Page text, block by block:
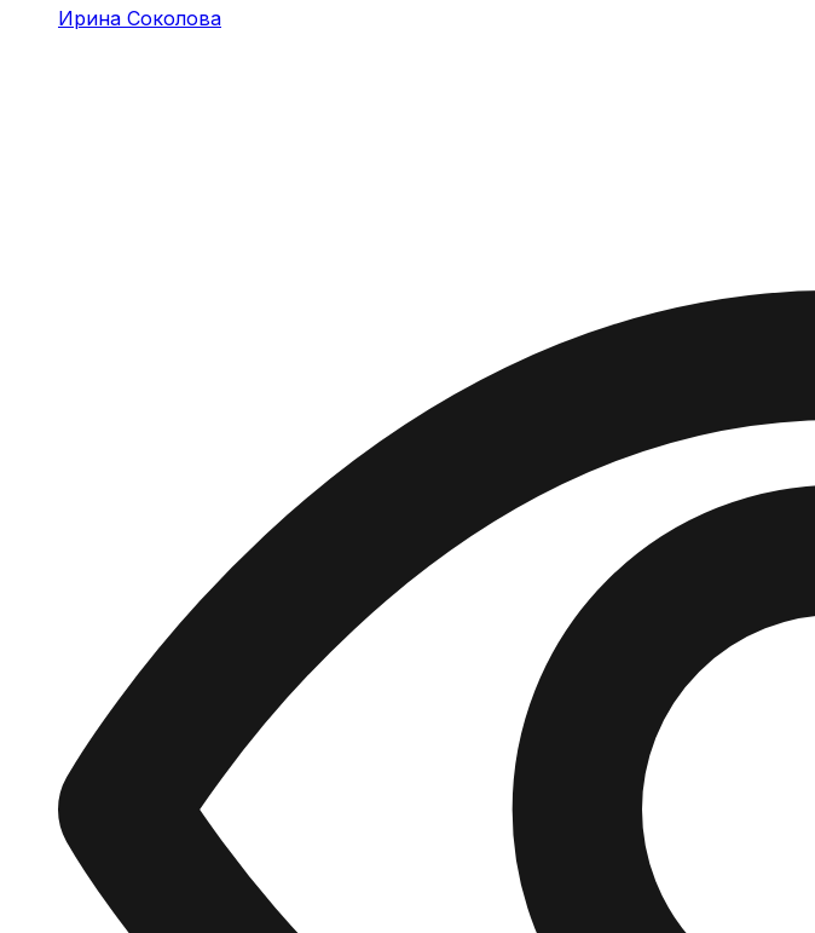
Ирина Соколова